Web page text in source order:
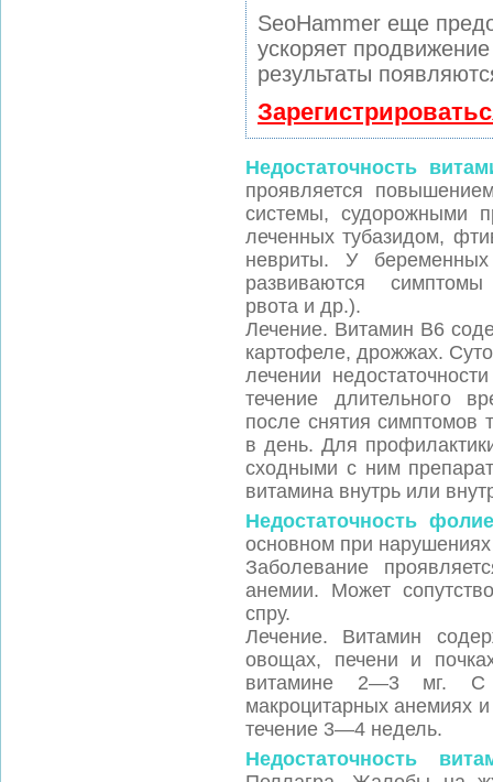
SeoHammer еще
ускоряет
результаты
Недостаточность
проявляется
системы, судорожными
леченных тубазидом,
невриты. У
развиваются
рвота и др.).
Лечение. Витамин В6
картофеле, дрожжах.
лечении
течение длительного
после снятия симптомов
в день. Для
сходными с ним
витамина внутрь или
Недостаточность
основном при
Заболевание
анемии. Может
спру.
Лечение. Витамин
овощах, печени и
витамине 2—3 мг. С
макроцитарных анемиях
течение 3—4 недель.
Недостаточность